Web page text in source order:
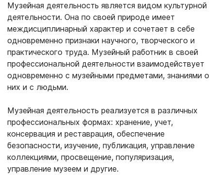
Музейная деятельность является видом культурной
деятельности. Она по своей природе имеет
междисциплинарный характер и сочетает в себе
одновременно признаки научного, творческого и
практического труда. Музейный работник в своей
профессиональной деятельности взаимодействует
одновременно с музейными предметами, знаниями о
них и с людьми.
Музейная деятельность реализуется в различных
профессиональных формах: хранение, учет,
консервация и реставрация, обеспечение
безопасности, изучение, публикация, управление
коллекциями, просвещение, популяризация,
управление музеем и другие.